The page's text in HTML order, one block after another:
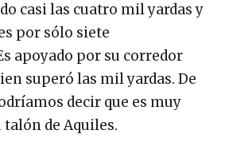
casi las cuatro mil yardas y
por sólo siete
apoyado por su corredor
superó las mil yardas. De
decir que es muy
talón de Aquiles.